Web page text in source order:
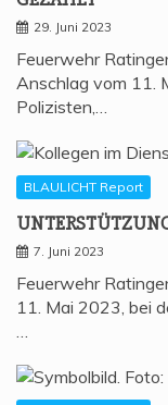
29. Juni 2023
Feuerwehr
Anschlag vom 11.
Polizisten,…
BLAULICHT Report
7. Juni 2023
Feuerwehr
11. Mai 2023, bei
…